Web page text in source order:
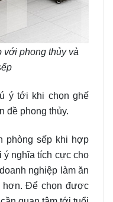
với phong thủy và
ý tới khi chọn ghế
đề phong thủy.
phòng sếp khi hợp
ý nghĩa tích cực cho
nghiệp làm ăn
hơn. Để chọn được